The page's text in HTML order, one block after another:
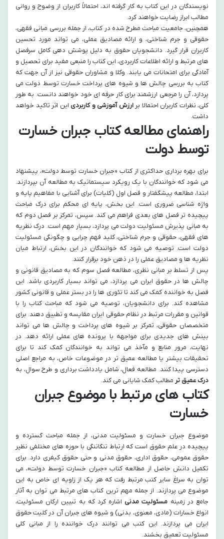
نویسندگان در این کتاب به کار گرفته اند، احتمالاً کاربران از وضوح و روانی
مطالب ابراز رضایت خواهند کرد.
همچنین، جامعیت مباحث مطرح شده در کتاب، از جمله بررسی مبانی فقهی،
حقوقی و جرم شناختی، و ارائه مصادیق عملی، می تواند مورد تحسین
کاربران قرار گیرد. دانشجویان حقوق به دلیل پوشش دهی کامل سرفصل
های مرتبط و ارائه اطلاعات کاربردی، این کتاب را منبعی مفید برای تحصیل و
آمادگی برای امتحانات می یابند. وکلا و مشاوران حقوقی نیز از آن جهت که
کتاب به بررسی چالش ها و شیوه های پرداخت خسارت توسط دولت می
پردازد، آن را مرجعی ارزشمند برای کار حرفه ای خود خواهند دانست. به طور
کلی، نظرات کاربران احتمالا برارزش آموزشی و کاربردی این اثر تاکید خواهد
داشت.
راهنمای مطالعه کتاب جبران خسارت
توسط دولت
برای بهره برداری حداکثری از کتاب «جبران خسارت توسط دولت»، پیشنهاد
می شود که خوانندگان با یک رویکرد سیستماتیک به مطالعه آن بپردازند.
ابتدا، مطالعه پیشگفتار و فصل اول (کلیات) برای آشنایی با مفاهیم پایه و
واژه شناسی ضروری است. این بخش، پایه ای محکم برای درک مباحث
پیچیده تر فصل های بعدی فراهم می کند. سپس، تمرکز بر فصل دوم که
به مبانی پذیرش مسئولیت دولت می پردازد، بسیار مهم است. درک نظریه
های فقهی، حقوقی و جرم شناختی، کلید فهم چرایی و چگونگی مسئولیت
دولت است. توصیه می شود که خوانندگان در این بخش، ارتباط میان
نظریه ها و مصادیق عملی را در ذهن خود برقرار کنند.
پس از تسلط بر مبانی نظری، مطالعه فصل سوم که به مصادیق قانونی و
چالش ها در حقوق ایران می پردازد، می تواند بسیار کاربردی باشد. این
فصل به خواننده کمک می کند تا تئوری ها را در بستر عملی و قانونی کشور
مشاهده کند. برای دانشجویان، توصیه می شود که مباحث کتاب را با
قوانین و مقررات مرتبط در نظام حقوقی ایران مقایسه و تطبیق دهند. برای
متخصصان حقوقی، تمرکز بر شیوه های پرداخت و چالش ها می تواند
بینش های جدیدی برای مواجهه با پرونده های عملی ارائه دهد. در
نهایت، مرور منابع و مآخذ می تواند به خوانندگان کمک کند تا برای
تحقیقات بیشتر یا مطالعه عمیق تر در موضوعات خاص، به مراجع اصلی
دسترسی پیدا کنند. مطالعه فعال، شامل یادداشت برداری و طرح سوال، به
درک عمیق تر مطالب کمک شایانی می کند.
کتاب های مرتبط با موضوع جبران
خسارت
موضوع جبران خسارت و مسئولیت مدنی، از جمله مباحث گسترده و
پیچیده در علم حقوق است که ارتباط تنگاتنگی با حوزه های مختلفی نظیر
حقوق عمومی، حقوق اداری، حقوق مدنی و حتی حقوق کیفری دارد. برای
تکمیل دانش حاصل از مطالعه کتاب «جبران خسارت توسط دولت»، می
توان به سراغ سایر کتب مرتبط رفت که هر یک از زاویه ای خاص به این
موضوع می پردازند. از جمله مهم ترین کتاب های مرتبط می توان به آثار
جامع در زمینه مسئولیت مدنی اشاره کرد که به تبیین ارکان مسئولیت،
انواع خسارات (مادی، معنوی، بدنی) و شیوه های جبران آن در کلیت حقوق
ایران می پردازند. این کتب می توانند درک خواننده را از مبانی کلی
مسئولیت تعمیق بخشند.